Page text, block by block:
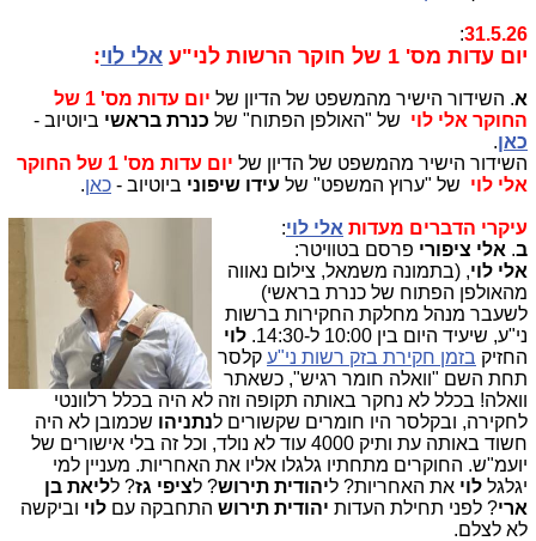
31.5.26
:
יום עדות מס' 1 של חוקר הרשות לני"ע אלי לוי:
א. השידור הישיר מהמשפט של הדיון של
יום עדות מס' 1 של
החוקר אלי לוי של "האולפן הפתוח" של כנרת בראשי ביוטיוב -
כאן.
השידור הישיר מהמשפט של הדיון של
יום עדות מס' 1 של החוקר
אלי לוי של "ערוץ המשפט" של עידו שיפוני ביוטיוב - כאן.
עיקרי הדברים מעדות אלי לוי:
ב. אלי ציפורי פרסם בטוויטר:
אלי לוי, (בתמונה משמאל, צילום נאווה
מהאולפן הפתוח של כנרת בראשי)
לשעבר מנהל מחלקת החקירות ברשות
ני"ע, שיעיד היום בין 10:00 ל-14:30.
לוי
החזיק בזמן חקירת בזק רשות ני"ע קלסר
תחת השם "וואלה חומר רגיש", כשאתר
וואלה! בכלל לא נחקר באותה תקופה וזה לא היה בכלל רלוונטי
לחקירה, ובקלסר היו חומרים שקשורים לנתניהו שכמובן לא היה
חשוד באותה עת ותיק 4000 עוד לא נולד, וכל זה בלי אישורים של
יועמ"ש. החוקרים מתחתיו גלגלו אליו את האחריות. מעניין למי
יגלגל לוי את האחריות? ליהודית תירוש? לציפי גז? לליאת בן
ארי? לפני תחילת העדות יהודית תירוש התחבקה עם לוי וביקשה
לא לצלם.